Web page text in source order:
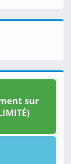
sur